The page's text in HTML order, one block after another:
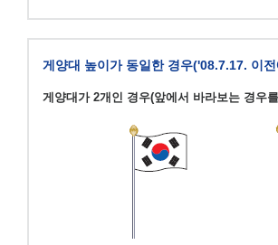
게양대 높이가 동일한 경우('08.7.17. 이
게양대가 2개인 경우(앞에서 바라보는 경우